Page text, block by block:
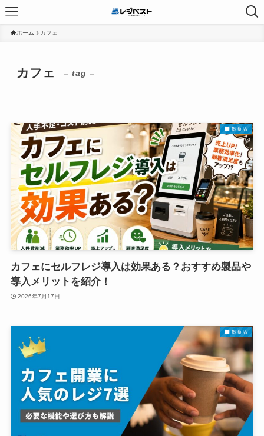
ホーム カフェ
カフェ – tag –
飲食店
カフェにセルフレジ導入は効果ある？おすすめ製品や
導入メリットを紹介！
2026年7月17日
飲食店